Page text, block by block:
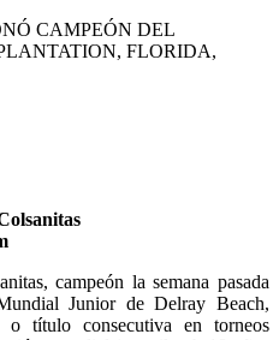
campeón la semana pasada
Junior de Delray Beach,
o título consecutiva en torneos